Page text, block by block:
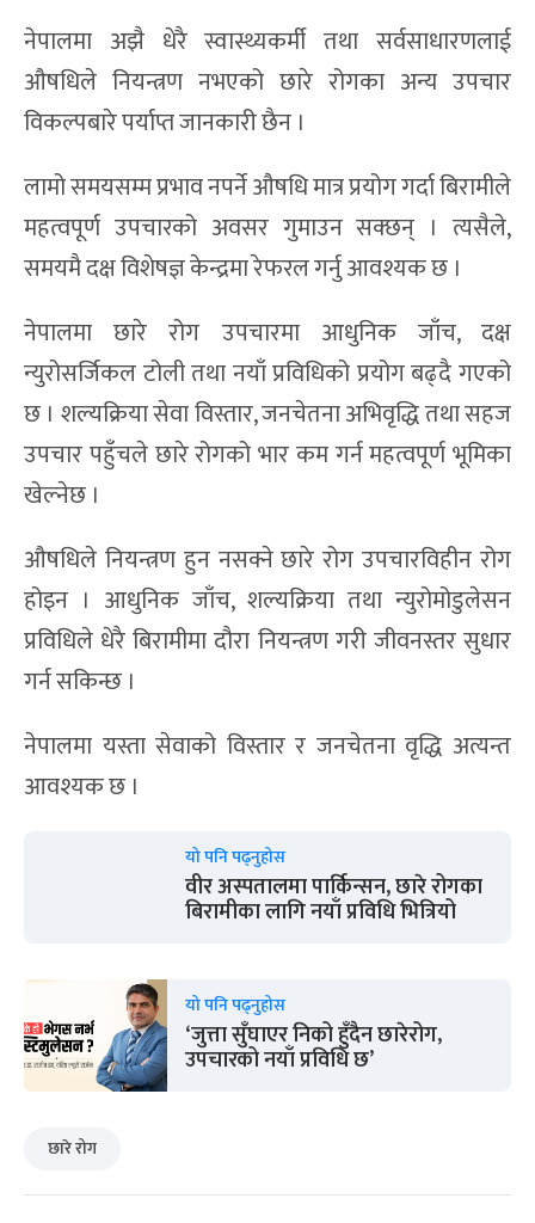
नेपालमा अझै धेरै स्वास्थ्यकर्मी तथा सर्वसाधारणलाई
औषधिले नियन्त्रण नभएको छारे रोगका अन्य उपचार
विकल्पबारे पर्याप्त जानकारी छैन ।
लामो समयसम्म प्रभाव नपर्ने औषधि मात्र प्रयोग गर्दा बिरामीले
महत्वपूर्ण उपचारको अवसर गुमाउन सक्छन् । त्यसैले,
समयमै दक्ष विशेषज्ञ केन्द्रमा रेफरल गर्नु आवश्यक छ ।
नेपालमा छारे रोग उपचारमा आधुनिक जाँच, दक्ष
न्युरोसर्जिकल टोली तथा नयाँ प्रविधिको प्रयोग बढ्दै गएको
छ । शल्यक्रिया सेवा विस्तार, जनचेतना अभिवृद्धि तथा सहज
उपचार पहुँचले छारे रोगको भार कम गर्न महत्वपूर्ण भूमिका
खेल्नेछ ।
औषधिले नियन्त्रण हुन नसक्ने छारे रोग उपचारविहीन रोग
होइन । आधुनिक जाँच, शल्यक्रिया तथा न्युरोमोडुलेसन
प्रविधिले धेरै बिरामीमा दौरा नियन्त्रण गरी जीवनस्तर सुधार
गर्न सकिन्छ ।
नेपालमा यस्ता सेवाको विस्तार र जनचेतना वृद्धि अत्यन्त
आवश्यक छ ।
यो पनि पढ्नुहोस
वीर अस्पतालमा पार्किन्सन, छारे रोगका
बिरामीका लागि नयाँ प्रविधि भित्रियो
यो पनि पढ्नुहोस
‘जुत्ता सुँघाएर निको हुँदैन छारेरोग,
उपचारको नयाँ प्रविधि छ’
छारे रोग